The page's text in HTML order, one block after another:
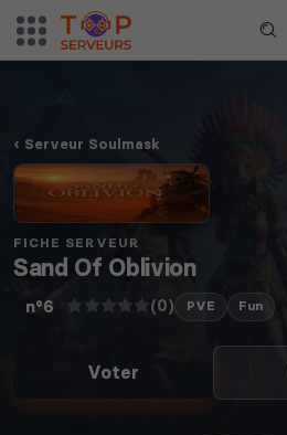
Serveur Soulmask
FICHE SERVEUR
Sand Of Oblivion
n°6 (0) PVE Fun
Voter